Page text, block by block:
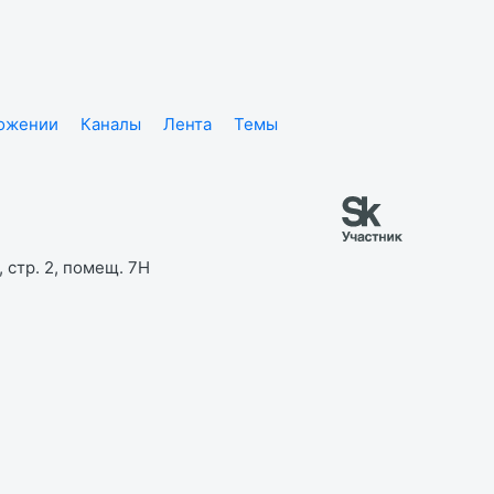
Каналы Лента
Темы
стр. 2, помещ. 7Н